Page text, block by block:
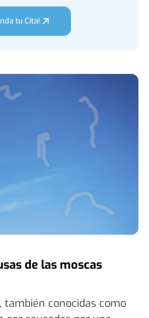
tu Cita!
de las moscas
también conocidas como